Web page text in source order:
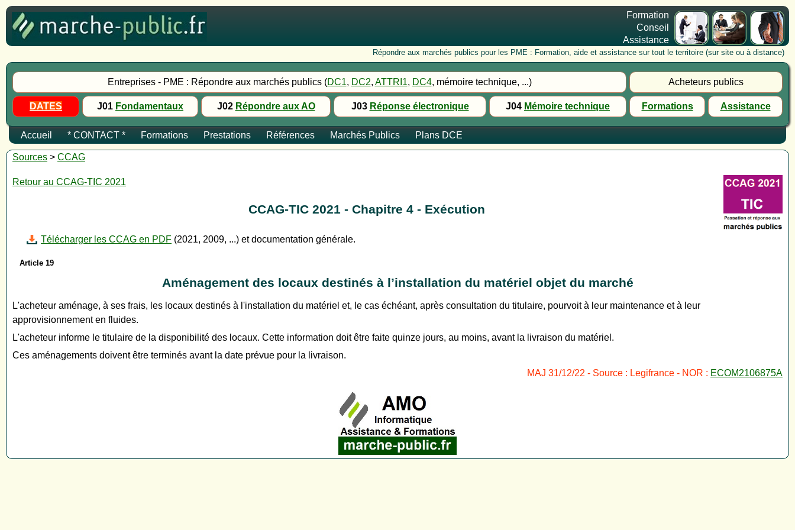
Formation
Conseil
Assistance
Répondre aux marchés publics pour les PME : Formation, aide et assistance sur tout le territoire (sur site ou à distance)
Entreprises - PME : Répondre aux marchés publics (DC1, DC2, ATTRI1, DC4, mémoire technique, ...) Acheteurs publics
DATES J01 Fondamentaux J02 Répondre aux AO J03 Réponse électronique J04 Mémoire technique Formations Assistance
Accueil * CONTACT * Formations Prestations Références Marchés Publics Plans DCE
Sources > CCAG
Retour au CCAG-TIC 2021
CCAG-TIC 2021 - Chapitre 4 - Exécution
Télécharger les CCAG en PDF (2021, 2009, ...) et documentation générale.
Article 19
Aménagement des locaux destinés à l’installation du matériel objet du marché
L'acheteur aménage, à ses frais, les locaux destinés à l'installation du matériel et, le cas échéant, après consultation du titulaire, pourvoit à leur maintenance et à leur
approvisionnement en fluides.
L'acheteur informe le titulaire de la disponibilité des locaux. Cette information doit être faite quinze jours, au moins, avant la livraison du matériel.
Ces aménagements doivent être terminés avant la date prévue pour la livraison.
MAJ 31/12/22 - Source : Legifrance - NOR : ECOM2106875A